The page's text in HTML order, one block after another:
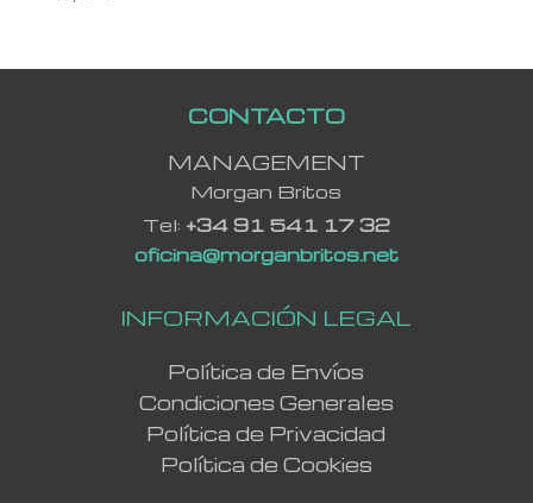
CONTACTO
MANAGEMENT
Morgan Britos
Tel: +34 91 541 17 32
oficina@morganbritos.net
INFORMACIÓN LEGAL
Política de Envíos
Condiciones Generales
Política de Privacidad
Política de Cookies